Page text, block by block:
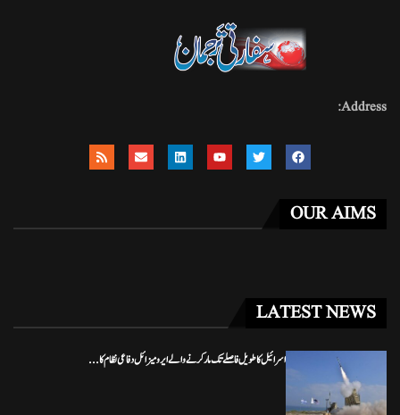
Address:
OUR AIMS
LATEST NEWS
اسرائیل کا طویل فاصلے تک مار کرنے والے ایرو میزائل دفاعی نظام کا...